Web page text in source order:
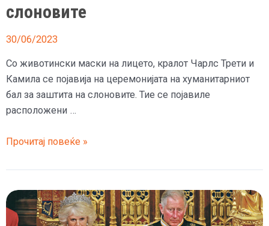
слоновите
30/06/2023
Со животински маски на лицето, кралот Чарлс Трети и
Камила се појавија на церемонијата на хуманитарниот
бал за заштита на слоновите. Тие се појавиле
расположени …
Чарлс
Камила
со
животински
маски
Прочитај повеќе »